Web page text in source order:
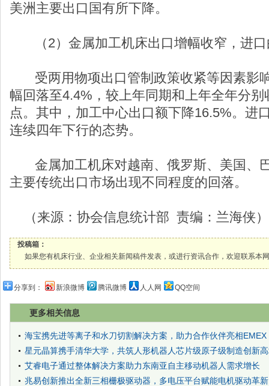
美洲主要出口国有所下降。
（2）金属加工机床出口增幅收窄，进口
受两用物项出口管制政策收紧等因素影
幅回落至4.4%，较上年同期和上年全年分
点。其中，加工中心出口额下降16.5%。进
连续四年下行的态势。
金属加工机床对越南、俄罗斯、美国、
主要传统出口市场出现不同程度的回落。
（来源：协会信息统计部 责编：兰海侠）
投稿箱：
如果您有机床行业、企业相关新闻稿件发表，或进行资讯合作，欢迎联系本
分享到： 新浪微博 腾讯微博 人人网 QQ空间
更多相关信息
海宝携先进等离子和水刀切割解决方案，助力合作伙伴亮相
星元晶算携手清华大学，共筑人形机器人芯片级原子级制造创新
艾睿电子通过整体解决方案助力东南亚自主移动机器人需求增长
兆易创新推出全新三相栅极驱动器，多电压平台赋能电机驱动革新